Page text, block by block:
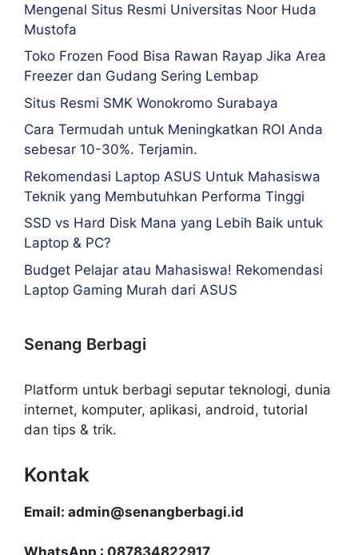
Mengenal Situs Resmi Universitas Noor Huda
Mustofa
Toko Frozen Food Bisa Rawan Rayap Jika Area
Freezer dan Gudang Sering Lembap
Situs Resmi SMK Wonokromo Surabaya
Cara Termudah untuk Meningkatkan ROI Anda
sebesar 10-30%. Terjamin.
Rekomendasi Laptop ASUS Untuk Mahasiswa
Teknik yang Membutuhkan Performa Tinggi
SSD vs Hard Disk Mana yang Lebih Baik untuk
Laptop & PC?
Budget Pelajar atau Mahasiswa! Rekomendasi
Laptop Gaming Murah dari ASUS
Senang Berbagi
Platform untuk berbagi seputar teknologi, dunia
internet, komputer, aplikasi, android, tutorial
dan tips & trik.
Kontak
Email: admin@senangberbagi.id